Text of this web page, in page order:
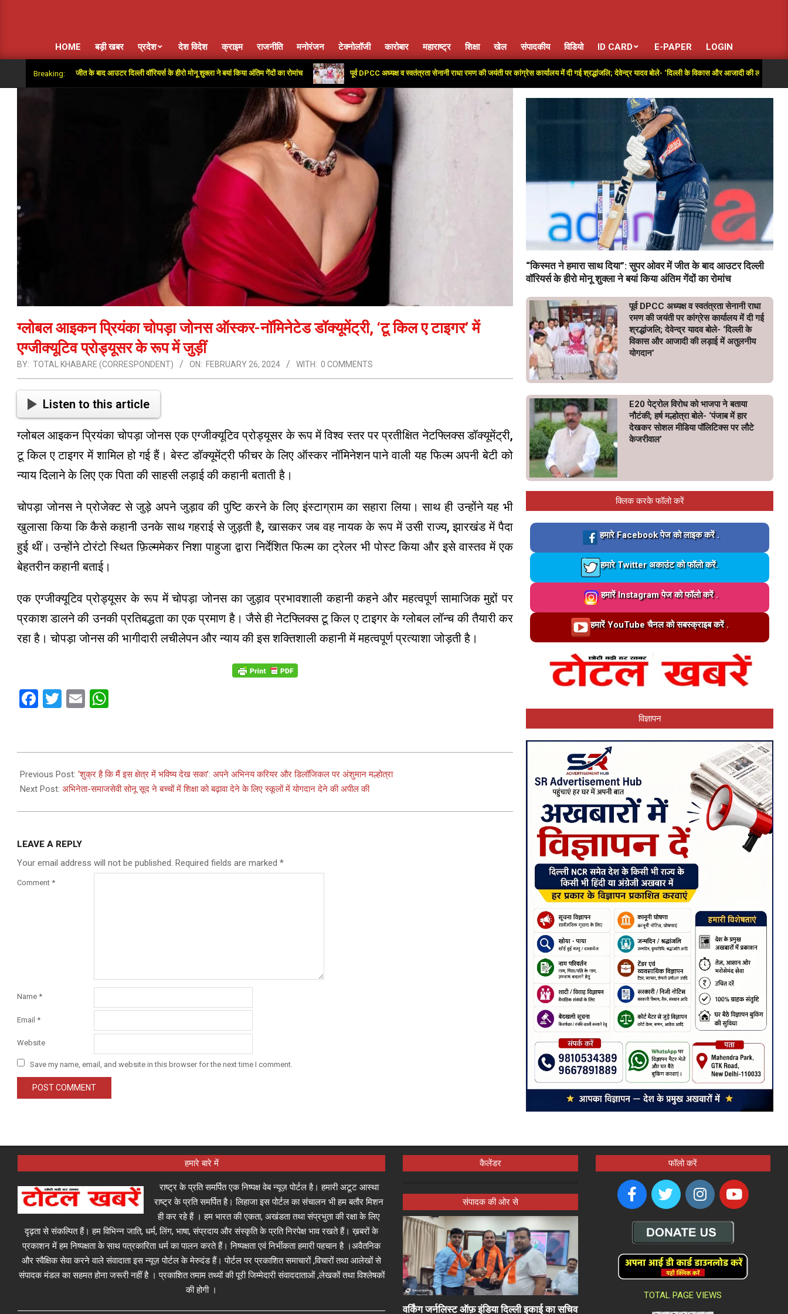
Primary
Navigation
HOME बड़ी खबर प्रदेश देश विदेश क्राइम राजनीति मनोरंजन टेक्नोलॉजी कारोबार महाराष्ट्र शिक्षा खेल संपादकीय विडियो ID CARD E-PAPER LOGIN
Breaking:
सुपर ओवर में जीत के बाद आउटर दिल्ली वॉरियर्स के हीरो मोनू शुक्ला ने बयां किया अंतिम गेंदों का रोमांच पूर्व DPCC अध्यक्ष व स्वतंत्रता सेनानी राधा रमण की जयंती पर कांग्रेस कार्यालय में दी गई श्रद्धांजलि; देवेन्द्र यादव बोले- ‘दिल्ली के विकास और आजादी की लड़ाई में अतुलनीय
ग्लोबल आइकन प्रियंका चोपड़ा जोनस ऑस्कर-नॉमिनेटेड डॉक्यूमेंट्री, ‘टू किल ए टाइगर’ में
एग्जीक्यूटिव प्रोड्यूसर के रूप में जुड़ीं
BY: TOTAL KHABARE (CORRESPONDENT) ON: FEBRUARY 26, 2024 WITH: 0 COMMENTS
Listen to this article
ग्लोबल आइकन प्रियंका चोपड़ा जोनस एक एग्जीक्यूटिव प्रोड्यूसर के रूप में विश्व स्तर पर प्रतीक्षित नेटफ्लिक्स डॉक्यूमेंट्री,
टू किल ए टाइगर में शामिल हो गई हैं। बेस्ट डॉक्यूमेंट्री फीचर के लिए ऑस्कर नॉमिनेशन पाने वाली यह फिल्म अपनी बेटी को
न्याय दिलाने के लिए एक पिता की साहसी लड़ाई की कहानी बताती है।
चोपड़ा जोनस ने प्रोजेक्ट से जुड़े अपने जुड़ाव की पुष्टि करने के लिए इंस्टाग्राम का सहारा लिया। साथ ही उन्होंने यह भी
खुलासा किया कि कैसे कहानी उनके साथ गहराई से जुड़ती है, खासकर जब वह नायक के रूप में उसी राज्य, झारखंड में पैदा
हुई थीं। उन्होंने टोरंटो स्थित फ़िल्ममेकर निशा पाहुजा द्वारा निर्देशित फिल्म का ट्रेलर भी पोस्ट किया और इसे वास्तव में एक
बेहतरीन कहानी बताई।
एक एग्जीक्यूटिव प्रोड्यूसर के रूप में चोपड़ा जोनस का जुड़ाव प्रभावशाली कहानी कहने और महत्वपूर्ण सामाजिक मुद्दों पर
प्रकाश डालने की उनकी प्रतिबद्धता का एक प्रमाण है। जैसे ही नेटफ्लिक्स टू किल ए टाइगर के ग्लोबल लॉन्च की तैयारी कर
रहा है। चोपड़ा जोनस की भागीदारी लचीलेपन और न्याय की इस शक्तिशाली कहानी में महत्वपूर्ण प्रत्याशा जोड़ती है।
Facebook
Twitter
Email
02-
26
Previous Post: ‘शुक्र है कि मैं इस क्षेत्र में भविष्य देख सका’: अपने अभिनय करियर और डिलॉजिकल पर अंशुमान मल्होत्रा
Next Post: अभिनेता-समाजसेवी सोनू सूद ने बच्चों में शिक्षा को बढ़ावा देने के लिए स्कूलों में योगदान देने की अपील की
LEAVE A REPLY
Your email address will not be published. Required fields are marked *
Comment *
Name *
Email *
Website
Save my name, email, and website in this browser for the next time I comment.
“किस्मत ने हमारा साथ दिया”: सुपर ओवर में जीत के बाद आउटर दिल्ली
वॉरियर्स के हीरो मोनू शुक्ला ने बयां किया अंतिम गेंदों का रोमांच
पूर्व DPCC अध्यक्ष व स्वतंत्रता सेनानी राधा
रमण की जयंती पर कांग्रेस कार्यालय में दी गई
श्रद्धांजलि; देवेन्द्र यादव बोले- ‘दिल्ली के
विकास और आजादी की लड़ाई में अतुलनीय
योगदान’
E20 पेट्रोल विरोध को भाजपा ने बताया
नौटंकी; हर्ष मल्होत्रा बोले- ‘पंजाब में हार
देखकर सोशल मीडिया पॉलिटिक्स पर लौटे
केजरीवाल’
क्लिक करके फॉलो करें
Loading…
हमारे Facebook पेज को लाइक करें .
Loading…
हमारे Twitter अकाउंट को फॉलो करें.
Loading…
हमारें Instagram पेज को फॉलो करें .
Loading…हमारें YouTube चैनल को सबस्क्राइब करें .
विज्ञापन
हमारे बारे में
राष्ट्र के प्रति समर्पित एक निष्पक्ष वेब न्यूज़ पोर्टल है। हमारी अटूट आस्था
राष्ट्र के प्रति समर्पित है। लिहाजा इस पोर्टल का संचालन भी हम बतौर मिशन
ही कर रहे हैं । हम भारत की एकता, अखंडता तथा संप्रभुता की रक्षा के लिए
दृढ़ता से संकल्पित हैं। हम विभिन्न जाति, धर्म, लिंग, भाषा, संप्रदाय और संस्कृति के प्रति निरपेक्ष भाव रखते हैं। ख़बरों के
प्रकाशन में हम निष्पक्षता के साथ पत्रकारिता धर्म का पालन करते हैं। निष्पक्षता एवं निर्भीकता हमारी पहचान है ।अवैतनिक
और स्वैक्षिक सेवा करने वाले संवादाता इस न्यूज़ पोर्टल के मेरुदंड हैं। पोर्टल पर प्रकाशित समाचारों ,विचारों तथा आलेखों से
संपादक मंडल का सहमत होना जरूरी नहीं है । प्रकाशित तमाम तथ्यों की पूरी जिम्मेदारी संवाददाताओं ,लेखकों तथा विश्लेषकों
की होगी ।
कैलेंडर
संपादक की ओर से
वर्किंग जर्नलिस्ट ऑफ़ इंडिया दिल्ली इकाई का सचिव
फॉलो करें
TOTAL PAGE VIEWS